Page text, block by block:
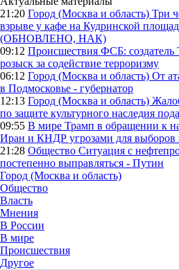
21:20 Город (Москва и область) Три
взрыве у кафе на Кудринской
(ОБНОВЛЕНО, НАК)
09:12 Происшествия ФСБ: создатель
розыск за содействие терроризму
06:12 Город (Москва и область) От
в Подмосковье - губернатор
12:13 Город (Москва и область)
по защите культурного наследия
09:55 В мире Трамп в обращении к
Иран и КНДР угрозами для
21:28 Общество Ситуация с
постепенно выправляться - Путин
Город (Москва и область)
Общество
Власть
Мнения
В России
В мире
Происшествия
Другое